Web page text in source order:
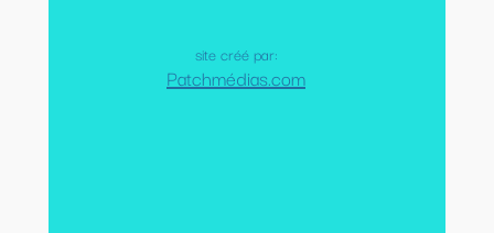
site créé par:
Patchmédias.com